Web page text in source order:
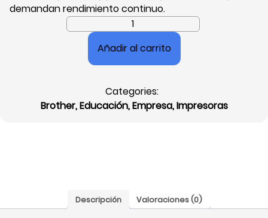
demandan rendimiento continuo.
Impresora
Multifuncional
Brother
A4,
ppm,
Añadir al carrito
Categories:
Brother,Educación,Empresa,Impresoras
Descripción Valoraciones (0)